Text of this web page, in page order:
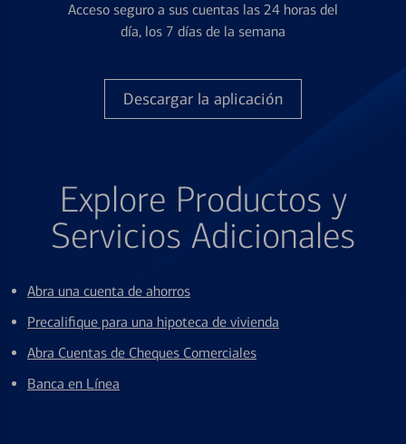
Acceso seguro a sus cuentas las 24 horas del
día, los 7 días de la semana
Descargar la aplicación
Explore Productos y
Servicios Adicionales
Abra una cuenta de ahorros
Precalifique para una hipoteca de vivienda
Abra Cuentas de Cheques Comerciales
Banca en Línea